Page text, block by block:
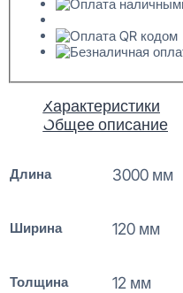
Характеристики
Общее описание
Длина 3000 мм
Ширина 120 мм
Толщина 12 мм